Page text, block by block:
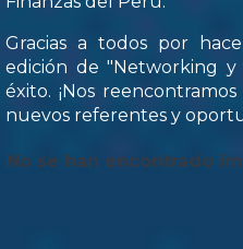
Gracias a todos por
edición de "Networking y
éxito. ¡Nos
nuevos referentes y
No se han encontrado